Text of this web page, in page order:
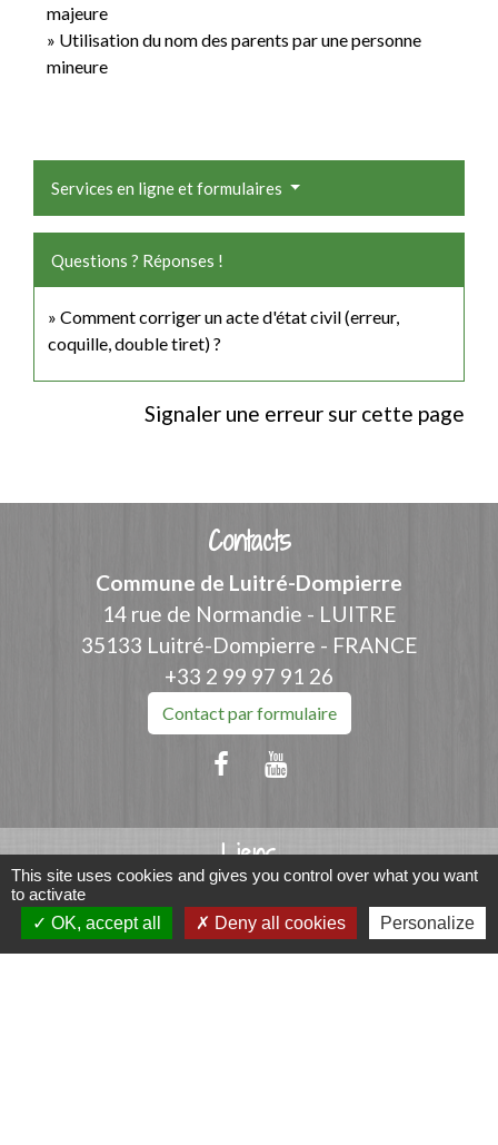
majeure
Utilisation du nom des parents par une personne
mineure
Services en ligne et formulaires
Questions ? Réponses !
Comment corriger un acte d'état civil (erreur,
coquille, double tiret) ?
Signaler une erreur sur cette page
Contacts
Commune de Luitré-Dompierre
14 rue de Normandie - LUITRE
35133 Luitré-Dompierre - FRANCE
+33 2 99 97 91 26
Contact par formulaire
Liens
Fougères Agglomération
Service Public
Département d'Ille-et-Vilaine
This site uses cookies and gives you control over what you want
to activate
OK, accept all
Deny all cookies Personalize